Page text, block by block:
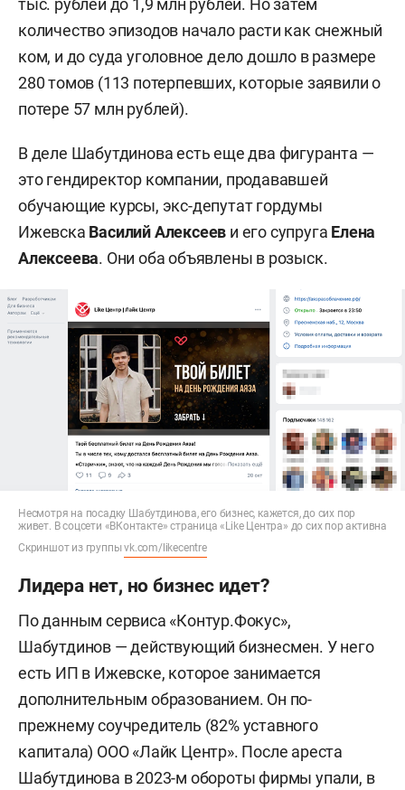
тыс. рублей до 1,9 млн рублей. Но затем
количество эпизодов начало расти как снежный
ком, и до суда уголовное дело дошло в размере
280 томов (113 потерпевших, которые заявили о
потере 57 млн рублей).
В деле Шабутдинова есть еще два фигуранта —
это гендиректор компании, продававшей
обучающие курсы, экс-депутат гордумы
Ижевска Василий Алексеев и его супруга Елена
Алексеева. Они оба объявлены в розыск.
Несмотря на посадку Шабутдинова, его бизнес, кажется, до сих пор
живет. В соцсети «ВКонтакте» страница «Like Центра» до сих пор активна
Скриншот из группыvk.com/likecentre
Лидера нет, но бизнес идет?
По данным сервиса «Контур.Фокус»,
Шабутдинов — действующий бизнесмен. У него
есть ИП в Ижевске, которое занимается
дополнительным образованием. Он по-
прежнему соучредитель (82% уставного
капитала) ООО «Лайк Центр». После ареста
Шабутдинова в 2023-м обороты фирмы упали, в